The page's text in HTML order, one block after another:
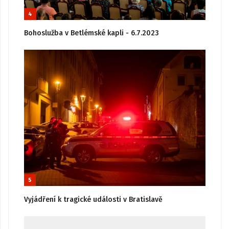
4
Bohoslužba v Betlémské kapli - 6.7.2023
5
Vyjádření k tragické události v Bratislavě